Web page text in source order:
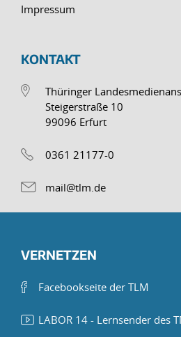
Impressum
KONTAKT
Thüringer
Steigerstraße 10
99096 Erfurt
0361 21177-0
mail@tlm.de
VERNETZEN
Facebookseite der TLM
LABOR 14 - Lernsender des